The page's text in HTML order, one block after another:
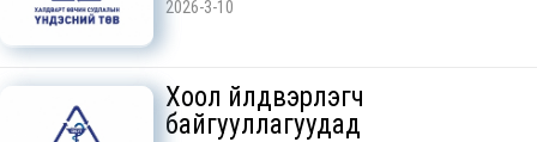
2026-3-10
Хоол үйлдвэрлэгч
байгууллагуудад